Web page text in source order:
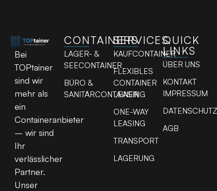
Bei
TOPtainer
sind wir
mehr als
ein
Containeranbieter
– wir sind
Ihr
verlässlicher
Partner.
Unser
CONTAINERS
LAGER- &
SEECONTAINER
BÜRO &
SANITÄRCONTAINER
SERVICES
KAUFCONTAINER
FLEXIBLES
CONTAINER
LEASING
ONE-WAY
LEASING
TRANSPORT
LAGERUNG
QUICK
LINKS
ÜBER UNS
KONTAKT
IMPRESSUM
AGB